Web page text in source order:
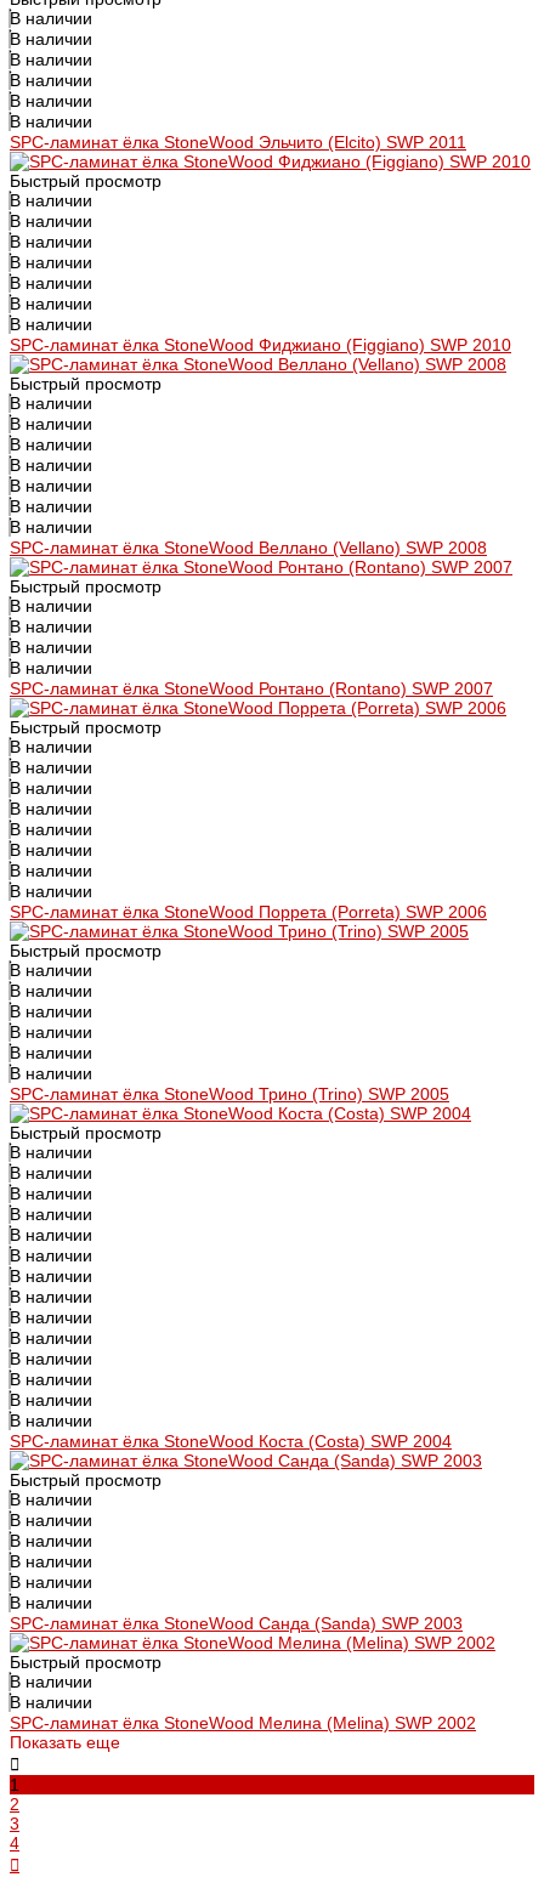
В наличии
В наличии
В наличии
В наличии
В наличии
В наличии
SPC-ламинат ёлка StoneWood Эльчито (Elcito) SWP 2011
Быстрый просмотр
В наличии
В наличии
В наличии
В наличии
В наличии
В наличии
В наличии
SPC-ламинат ёлка StoneWood Фиджиано (Figgiano) SWP 2010
Быстрый просмотр
В наличии
В наличии
В наличии
В наличии
В наличии
В наличии
В наличии
SPC-ламинат ёлка StoneWood Веллано (Vellano) SWP 2008
Быстрый просмотр
В наличии
В наличии
В наличии
В наличии
SPC-ламинат ёлка StoneWood Ронтано (Rontano) SWP 2007
Быстрый просмотр
В наличии
В наличии
В наличии
В наличии
В наличии
В наличии
В наличии
В наличии
SPC-ламинат ёлка StoneWood Поррета (Porreta) SWP 2006
Быстрый просмотр
В наличии
В наличии
В наличии
В наличии
В наличии
В наличии
SPC-ламинат ёлка StoneWood Трино (Trino) SWP 2005
Быстрый просмотр
В наличии
В наличии
В наличии
В наличии
В наличии
В наличии
В наличии
В наличии
В наличии
В наличии
В наличии
В наличии
В наличии
В наличии
SPC-ламинат ёлка StoneWood Коста (Costa) SWP 2004
Быстрый просмотр
В наличии
В наличии
В наличии
В наличии
В наличии
В наличии
SPC-ламинат ёлка StoneWood Санда (Sanda) SWP 2003
Быстрый просмотр
В наличии
В наличии
SPC-ламинат ёлка StoneWood Мелина (Melina) SWP 2002
Показать еще
1
2
3
4